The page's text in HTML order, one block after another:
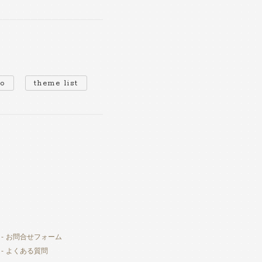
theme list
お問合せフォーム
よくある質問